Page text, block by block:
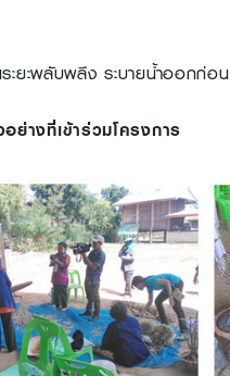
ระยะพลับพลึง ระบายน้ำออกก่อ
ย่างที่เข้าร่วมโครงการ